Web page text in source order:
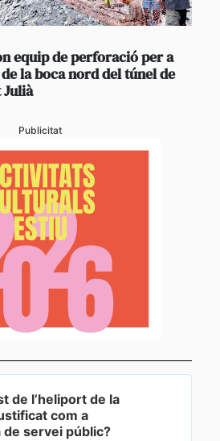
equip de perforació per a
la boca nord del túnel de
Julià
Publicitat
de l’heliport de la
com a
servei públic?